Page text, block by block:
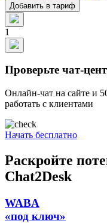
Добавить в тариф
1
Проверьте чат-
Онлайн-чат на сайте и
работать с клиентами
Начать бесплатно
Раскройте
Chat2Desk
WABA
«под ключ»